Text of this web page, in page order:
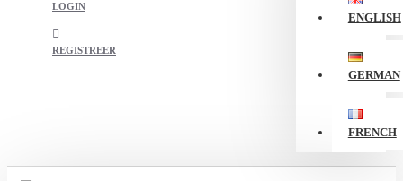
LOGIN
REGISTREER
ENGLISH
GERMAN
FRENCH